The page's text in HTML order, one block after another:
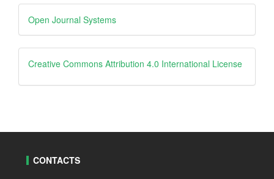
Developed
By
Open Journal Systems
Creative
Creative Commons Attribution 4.0 International License
CONTACTS